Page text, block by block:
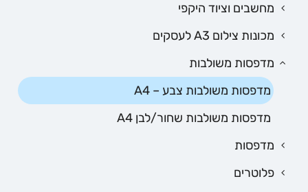
מחשבים וציוד היקפי
מכונות צילום A3 לעסקים
מדפסות משולבות
מדפסות משולבות צבע – A4
מדפסות משולבות שחור/לבן A4
מדפסות
פלוטרים